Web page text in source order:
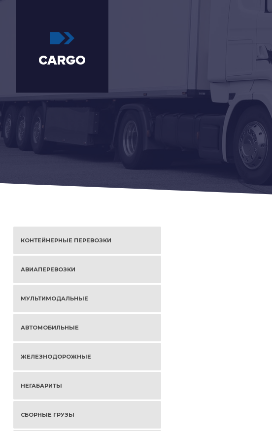
КОНТЕЙНЕРНЫЕ ПЕРЕВОЗКИ
АВИАПЕРЕВОЗКИ
МУЛЬТИМОДАЛЬНЫЕ
АВТОМОБИЛЬНЫЕ
ЖЕЛЕЗНОДОРОЖНЫЕ
НЕГАБАРИТЫ
СБОРНЫЕ ГРУЗЫ